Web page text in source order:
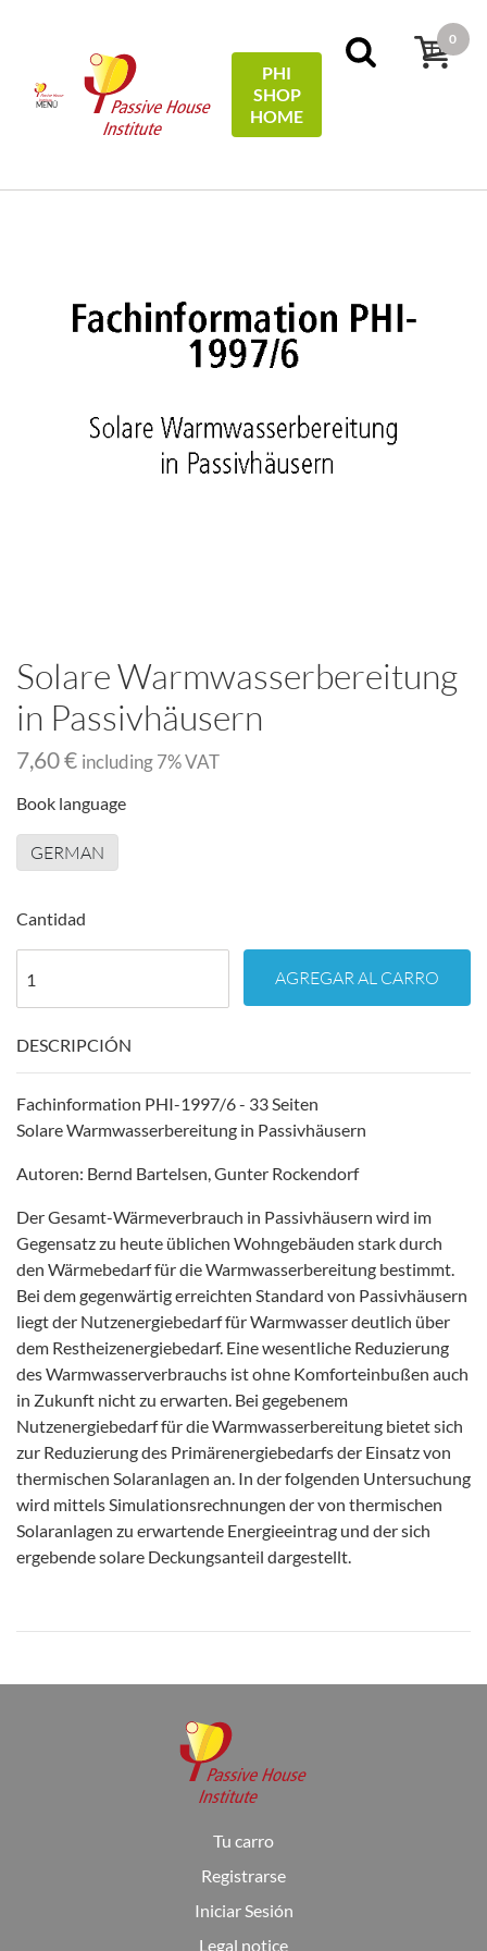
MENÚ
PHI
SHOP
HOME
0
Technical Information
Solare
Solare Warmwasserbereitung
in Passivhäusern
7,60 € including 7% VAT
Book language
GERMAN
Cantidad
AGREGAR AL CARRO
DESCRIPCIÓN
Fachinformation PHI-1997/6 - 33 Seiten
Solare Warmwasserbereitung in Passivhäusern
Autoren: Bernd Bartelsen, Gunter Rockendorf
Der Gesamt-Wärmeverbrauch in Passivhäusern wird im
Gegensatz zu heute üblichen Wohngebäuden stark durch
den Wärmebedarf für die Warmwasserbereitung bestimmt.
Bei dem gegenwärtig erreichten Standard von Passivhäusern
liegt der Nutzenergiebedarf für Warmwasser deutlich über
dem Restheizenergiebedarf. Eine wesentliche Reduzierung
des Warmwasserverbrauchs ist ohne Komforteinbußen auch
in Zukunft nicht zu erwarten. Bei gegebenem
Nutzenergiebedarf für die Warmwasserbereitung bietet sich
zur Reduzierung des Primärenergiebedarfs der Einsatz von
thermischen Solaranlagen an. In der folgenden Untersuchung
wird mittels Simulationsrechnungen der von thermischen
Solaranlagen zu erwartende Energieeintrag und der sich
ergebende solare Deckungsanteil dargestellt.
Tu carro
Registrarse
Iniciar Sesión
Legal notice